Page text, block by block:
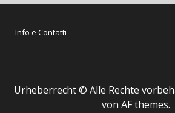
Info e Contatti
Urheberrecht © Alle Rechte
von AF themes.